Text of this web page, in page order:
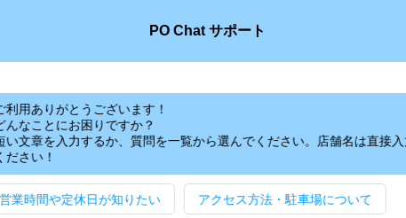
PO Chat サポート
利用ありがとうございます！
んなことにお困りですか？
い文章を入力するか、質問を一覧から選んでください。店舗名は直接
ださい！
業時間や定休日が知りたい アクセス方法・駐車場について